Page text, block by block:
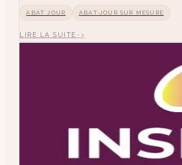
ABAT JOUR ABAT-JOUR SUR MESURE
LIRE LA SUITE